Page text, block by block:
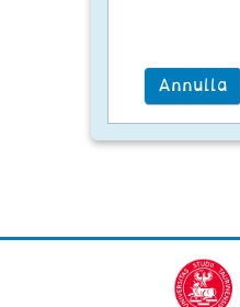
Annulla